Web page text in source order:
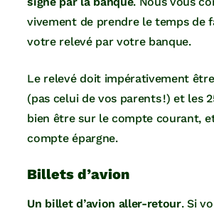
vivement de prendre le temps de
votre relevé par votre banque.
Le relevé doit impérativement
(pas celui de vos parents !) et les
bien être sur le compte courant,
compte épargne.
Billets d’avion
Un billet d’avion aller-retour. Si